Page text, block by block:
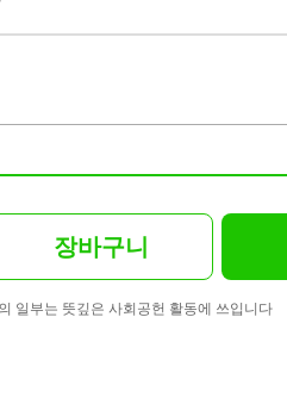
장바구니
일부는 뜻깊은 사회공헌 활동에 쓰입니다